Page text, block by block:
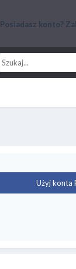
Posiadasz konto?
Użyj konta